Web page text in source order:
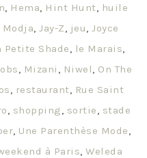
Hema Hint Hunt
huile
Modja ,Jay-Z jeu ,Joyce
Petite Shade le Marais
Mizani Niwel
On The
restaurant
Rue Saint
shopping sortie
stade
Une Parenthèse Mode
à Paris Weleda